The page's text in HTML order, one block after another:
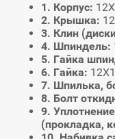
1. Корпус:
2. Крышка:
3. Клин
4. Шпиндель:
5. Гайка
6. Гайка:
7. Шпилька,
8. Болт
9.
(прокладка,